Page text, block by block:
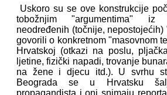
Uskoro su se ove konstrukcije
tobožnjim "argumentima" iz
neodređenih (točnije,
govorili o konkretnom "masovnom
Hrvatskoj (otkazi na poslu,
ljetine, fizički napadi, trovanje
na žene i djecu itd.). U svrhu
Beograda se u Hrvatsku